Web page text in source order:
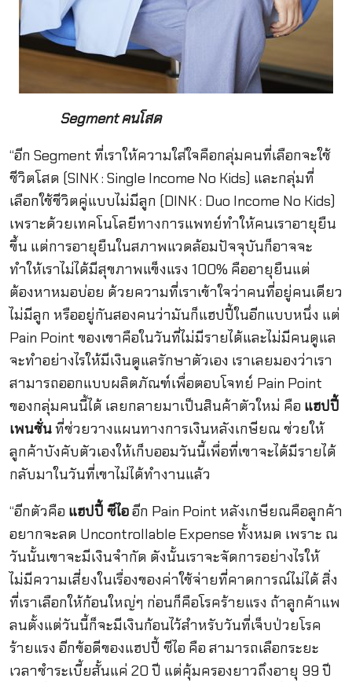
Segment คนโสด
“อีก Segment ที่เราให้ความใส่ใจคือกลุ่มคนที่เลือกจะใช้
ชีวิตโสด (SINK : Single Income No Kids) และกลุ่มที่
เลือกใช้ชีวิตคู่แบบไม่มีลูก (DINK : Duo Income No Kids)
เพราะด้วยเทคโนโลยีทางการแพทย์ทำให้คนเราอายุยืน
ขึ้น แต่การอายุยืนในสภาพแวดล้อมปัจจุบันก็อาจจะ
ทำให้เราไม่ได้มีสุขภาพแข็งแรง 100% คืออายุยืนแต่
ต้องหาหมอบ่อย ด้วยความที่เราเข้าใจว่าคนที่อยู่คนเดียว
ไม่มีลูก หรืออยู่กันสองคนว่ามันก็แฮปปี้ในอีกแบบหนึ่ง แต่
Pain Point ของเขาคือในวันที่ไม่มีรายได้และไม่มีคนดูแล
จะทำอย่างไรให้มีเงินดูแลรักษาตัวเอง เราเลยมองว่าเรา
สามารถออกแบบผลิตภัณฑ์เพื่อตอบโจทย์ Pain Point
ของกลุ่มคนนี้ได้ เลยกลายมาเป็นสินค้าตัวใหม่ คือ แฮปปี้
เพนชั่นที่ช่วยวางแผนทางการเงินหลังเกษียณ ช่วยให้
ลูกค้าบังคับตัวเองให้เก็บออมวันนี้เพื่อที่เขาจะได้มีรายได้
กลับมาในวันที่เขาไม่ได้ทำงานแล้ว
“อีกตัวคือ แฮปปี้ ซีไออีก Pain Point หลังเกษียณคือลูกค้า
อยากจะลด Uncontrollable Expense ทั้งหมด เพราะ ณ
วันนั้นเขาจะมีเงินจำกัด ดังนั้นเราจะจัดการอย่างไรให้
ไม่มีความเสี่ยงในเรื่องของค่าใช้จ่ายที่คาดการณ์ไม่ได้ สิ่ง
ที่เราเลือกให้ก้อนใหญ่ๆ ก่อนก็คือโรคร้ายแรง ถ้าลูกค้าแพ
ลนตั้งแต่วันนี้ก็จะมีเงินก้อนไว้สำหรับวันที่เจ็บป่วยโรค
ร้ายแรง อีกข้อดีของแฮปปี้ ซีไอ คือ สามารถเลือกระยะ
เวลาชำระเบี้ยสั้นแค่ 20 ปี แต่คุ้มครองยาวถึงอายุ 99 ปี